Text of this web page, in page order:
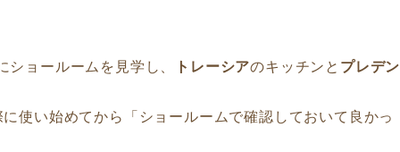
ョールームを見学し、 トレーシアのキッチンと プレデン
使い始めてから「ショールームで確認しておいて良かっ